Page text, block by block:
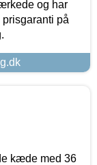
og har
på
kæde med 36